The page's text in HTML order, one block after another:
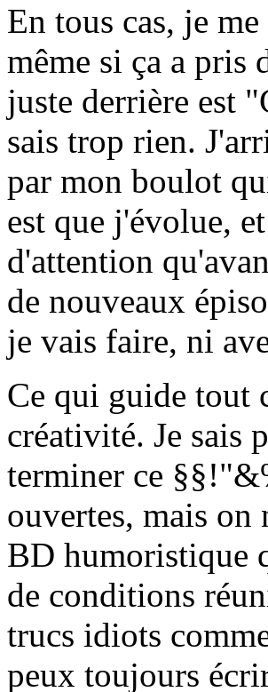
En tous cas, je
même si ça a pris
juste derrière est
sais trop rien.
par mon boulot
est que j'évolue,
d'attention
de nouveaux
je vais faire, ni
Ce qui guide tout
créativité. Je sais
terminer ce
ouvertes, mais on
BD humoristique
de conditions
trucs idiots
peux toujours